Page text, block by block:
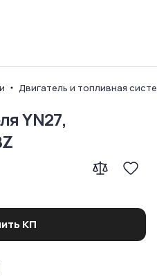
Двигатель и топливная
YN27,
КП